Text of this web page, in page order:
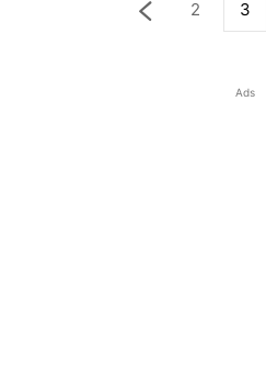
2 3
Ads